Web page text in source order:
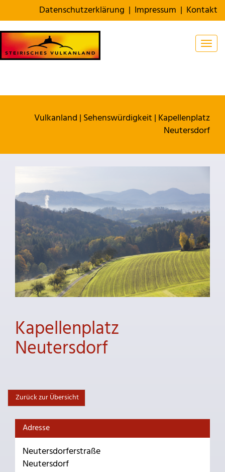
Datenschutzerklärung | Impressum | Kontakt
Vulkanland | Sehenswürdigkeit | Kapellenplatz
Neutersdorf
Kapellenplatz
Neutersdorf
Zurück zur Übersicht
Adresse
Neutersdorferstraße
Neutersdorf